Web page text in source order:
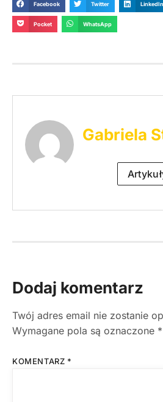
Facebook Twitter LinkedIn
Pocket WhatsApp
Gabriela
Dodaj komentarz
Twój adres email nie zostanie
Wymagane pola są oznaczone *
KOMENTARZ *